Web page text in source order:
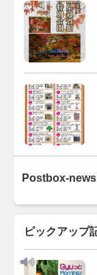
Postbox-
ピックアップ